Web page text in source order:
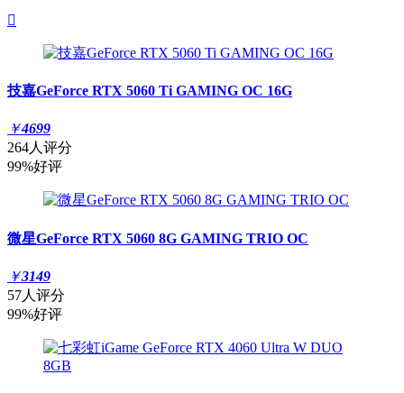

技嘉GeForce RTX 5060 Ti GAMING OC 16G
￥4699
264人评分
99%好评
微星GeForce RTX 5060 8G GAMING TRIO OC
￥3149
57人评分
99%好评